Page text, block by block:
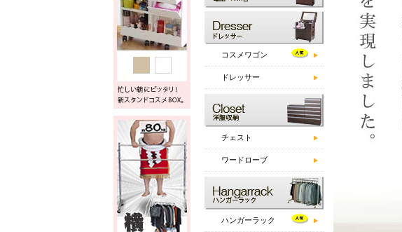
コスメワゴン
ドレッサー
チェスト
ワードローブ
ハンガーラック